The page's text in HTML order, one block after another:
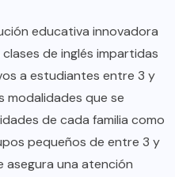
educativa innovadora
de inglés impartidas
a estudiantes entre 3 y
modalidades que se
de cada familia como
pequeños de entre 3 y
asegura una atención